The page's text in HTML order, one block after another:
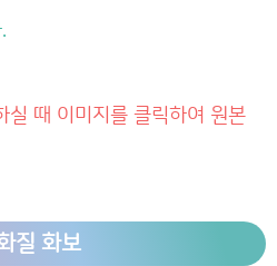
실 때 이미지를 클릭하여 원본
질 화보